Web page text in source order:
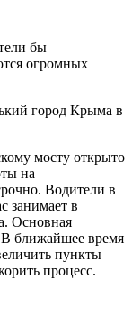
бы
огромных
город Крыма в
мосту открыто
на
Водители в
занимает в
Основная
ближайшее время
пункты
процесс.